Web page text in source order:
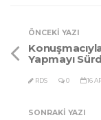
ÖNCEKI YAZI
Yapmayı
RDS 0 16
SONRAKI YAZI